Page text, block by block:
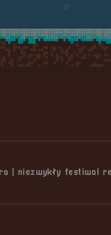
| niezwykły festiwal